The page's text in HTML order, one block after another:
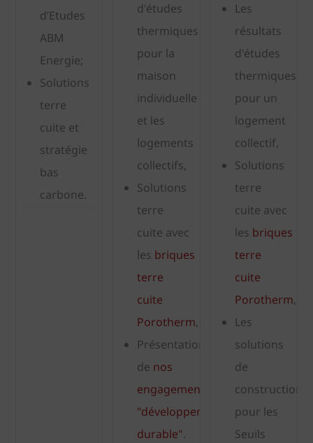
d’Etudes
ABM
Energie;
Solutions
terre
cuite et
stratégie
bas
carbone.
d'études
thermiques
pour la
maison
individuelle
et les
logements
collectifs,
Solutions
terre
cuite avec
les briques
terre
cuite
Porotherm,
Présentation
de nos
engagements
"développement
durable".
Les
résultats
d'études
thermiques
pour un
logement
collectif,
Solutions
terre
cuite avec
les briques
terre
cuite
Porotherm,
Les
solutions
de
construction
pour les
Seuils